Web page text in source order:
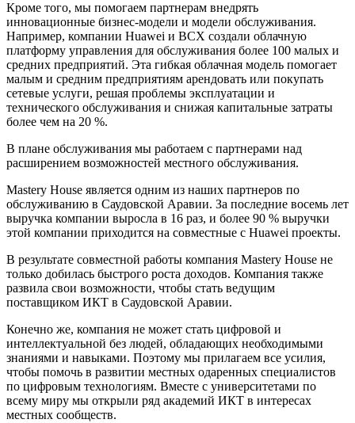
Кроме того, мы помогаем партнерам внедрять
инновационные бизнес-модели и модели обслуживания.
Например, компании Huawei и BCX создали облачную
платформу управления для обслуживания более 100 малых и
средних предприятий. Эта гибкая облачная модель помогает
малым и средним предприятиям арендовать или покупать
сетевые услуги, решая проблемы эксплуатации и
технического обслуживания и снижая капитальные затраты
более чем на 20 %.
В плане обслуживания мы работаем с партнерами над
расширением возможностей местного обслуживания.
Mastery House является одним из наших партнеров по
обслуживанию в Саудовской Аравии. За последние восемь лет
выручка компании выросла в 16 раз, и более 90 % выручки
этой компании приходится на совместные с Huawei проекты.
В результате совместной работы компания Mastery House не
только добилась быстрого роста доходов. Компания также
развила свои возможности, чтобы стать ведущим
поставщиком ИКТ в Саудовской Аравии.
Конечно же, компания не может стать цифровой и
интеллектуальной без людей, обладающих необходимыми
знаниями и навыками. Поэтому мы прилагаем все усилия,
чтобы помочь в развитии местных одаренных специалистов
по цифровым технологиям. Вместе с университетами по
всему миру мы открыли ряд академий ИКТ в интересах
местных сообществ.